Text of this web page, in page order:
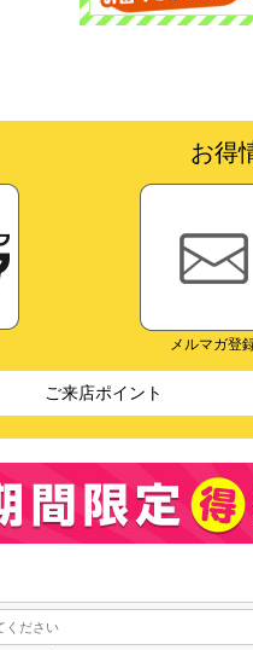
お得
メルマガ登
ご来店ポイント